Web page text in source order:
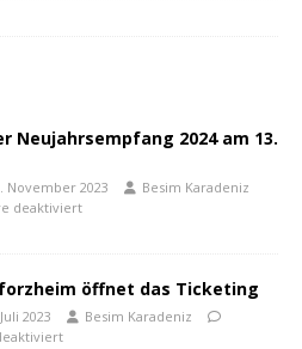
Neujahrsempfang 2024 am 13.
November 2023
Besim Karadeniz
deaktiviert
öffnet das Ticketing
2023
Besim Karadeniz